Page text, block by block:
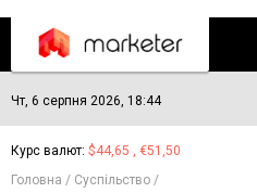
Чт, 6 серпня 2026, 18:44
Курс валют: $44,65 , €51,50
Головна
Суспільство